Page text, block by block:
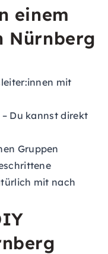
einem
Nürnberg
mit
Du kannst direkt
Gruppen
mit nach